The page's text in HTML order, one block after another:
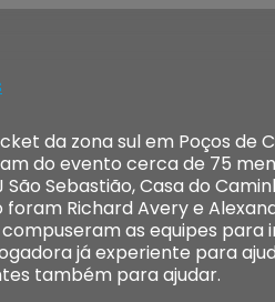
da zona sul em Poços de
do evento cerca de 75
São Sebastião, Casa do
Richard Avery e
as equipes
já experiente para
também para ajudar.